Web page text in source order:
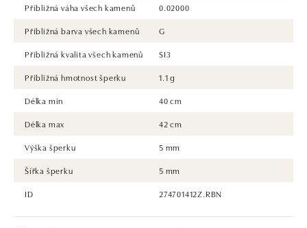
Přibližná váha všech kamenů
0.02000
Přibližná barva všech kamenů
G
Přibližná kvalita všech kamenů
SI3
Přibližná hmotnost šperku
1.1 g
Délka min
40 cm
Délka max
42 cm
Výška šperku
5 mm
Šířka šperku
5 mm
ID
274701412Z.RBN